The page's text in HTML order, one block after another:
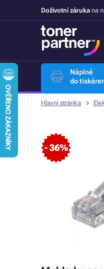
Doživotní záruka na
Náplně
do
Hlavní stránka
- 36%